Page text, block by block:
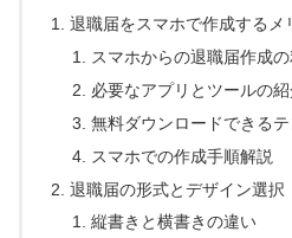
退職届をスマホで作成するメ
スマホからの退職届作成
必要なアプリとツールの紹
無料ダウンロードできるテ
スマホでの作成手順解説
退職届の形式とデザイン選択
縦書きと横書きの違い